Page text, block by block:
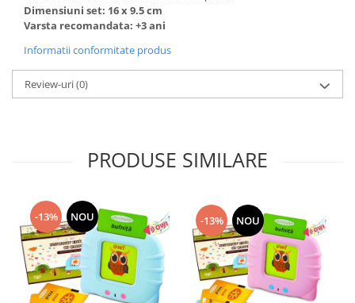
Dimensiuni set: 16 x 9.5 cm
Varsta recomandata: +3 ani
Informatii conformitate produs
Review-uri(0)
PRODUSE SIMILARE
-13% NOU -13% NOU